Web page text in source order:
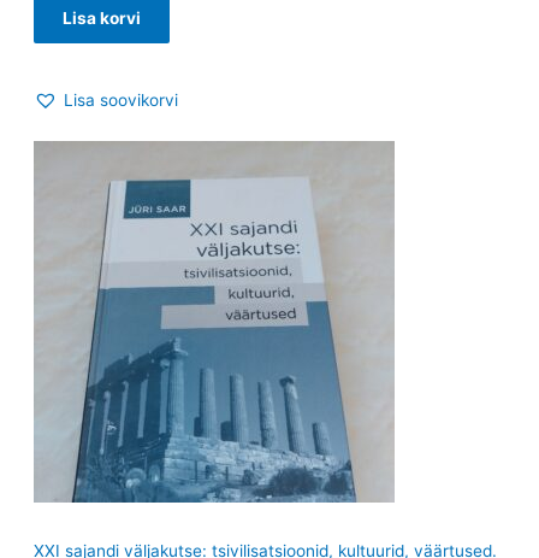
Lisa korvi
Lisa soovikorvi
XXI sajandi väljakutse: tsivilisatsioonid, kultuurid, väärtused.